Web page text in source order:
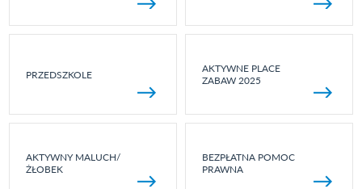
PRZEDSZKOLE
AKTYWNE PLACE
ZABAW 2025
AKTYWNY MALUCH/
ŻŁOBEK
BEZPŁATNA POMOC
PRAWNA